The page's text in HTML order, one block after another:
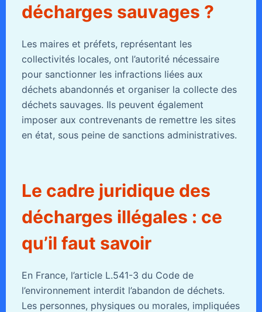
décharges sauvages ?
Les maires et préfets, représentant les
collectivités locales, ont l’autorité nécessaire
pour sanctionner les infractions liées aux
déchets abandonnés et organiser la collecte des
déchets sauvages. Ils peuvent également
imposer aux contrevenants de remettre les sites
en état, sous peine de sanctions administratives.
Le cadre juridique des
décharges illégales : ce
qu’il faut savoir
En France, l’article L.541-3 du Code de
l’environnement interdit l’abandon de déchets.
Les personnes, physiques ou morales, impliquées